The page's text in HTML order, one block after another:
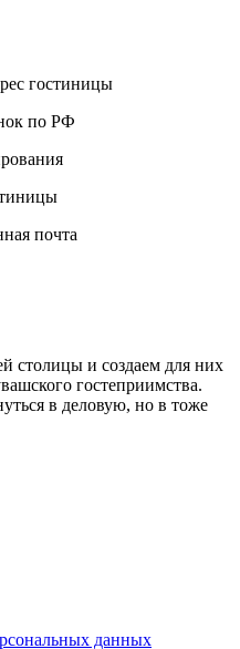
гостиницы
по РФ
почта
столицы и создаем для них
гостеприимства.
в деловую, но в тоже
данных